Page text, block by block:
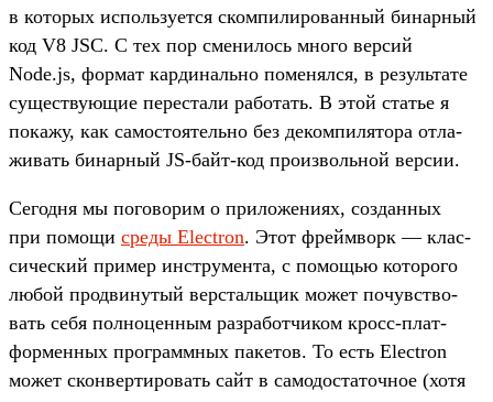
в которых исполь­зует­ся ском­пилиро­ван­ный бинар­ный
код V8 JSC. C тех пор сме­нилось мно­го вер­сий
Node.js, фор­мат кар­диналь­но поменял­ся, в резуль­тате
сущес­тву­ющие перес­тали работать. В этой статье я
покажу, как самос­тоятель­но без деком­пилято­ра отла­
живать бинар­ный JS-байт‑код про­изволь­ной вер­сии.
Се­год­ня мы погово­рим о при­ложе­ниях, соз­данных
при помощи сре­ды Electron. Этот фрей­мворк — клас­
сичес­кий при­мер инс­тру­мен­та, с помощью которо­го
любой прод­винутый вер­сталь­щик может почувс­тво­
вать себя пол­ноцен­ным раз­работ­чиком кросс‑плат­
формен­ных прог­рам­мных пакетов. То есть Electron
может скон­верти­ровать сайт в самодос­таточ­ное (хотя